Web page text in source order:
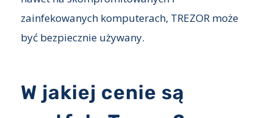
zainfekowanych komputerach, TREZOR może
być bezpiecznie używany.
W jakiej cenie są